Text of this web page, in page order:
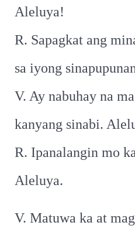
Aleluya!
R. Sapagkat ang
sa iyong
V. Ay nabuhay na
kanyang sinabi.
R. Ipanalangin mo
Aleluya.
V. Matuwa ka at